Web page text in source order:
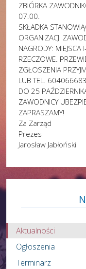
ZBIÓRKA
07.00.
SKŁADKA
ORGANIZACJI
NAGRODY: MIEJSCA
RZECZOWE.
ZGŁOSZENIA
LUB TEL. 604066683
DO 25
ZAWODNICY
ZAPRASZAMY!
Za Zarząd
Prezes
Jarosław Jabłoński
Aktualności
Ogłoszenia
Terminarz